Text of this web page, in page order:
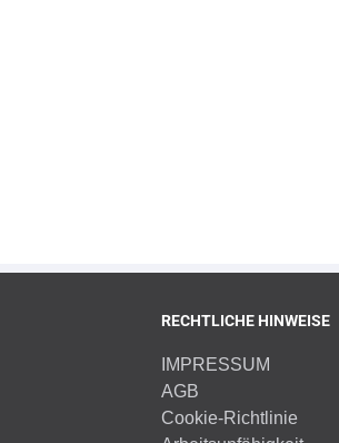
RECHTLICHE HINWEISE
IMPRESSUM
AGB
Cookie-Richtlinie